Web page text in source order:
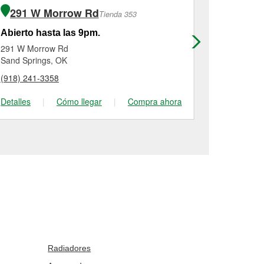
291 W Morrow RdTienda 353
Abierto hasta las 9pm.
291 W Morrow Rd
Sand Springs, OK
(918) 241-3358
Detalles
| Cómo llegar | Compra ahora
Radiadores